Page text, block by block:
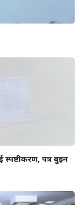
पत्र बुझ्न